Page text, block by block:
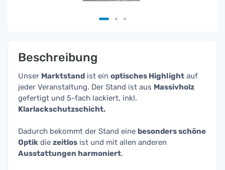
Beschreibung
Unser Marktstand ist ein optisches Highlight auf
jeder Veranstaltung. Der Stand ist aus Massivholz
gefertigt und 5-fach lackiert, inkl.
Klarlackschutzschicht.
Dadurch bekommt der Stand eine besonders schöne
Optik die zeitlos ist und mit allen anderen
Ausstattungen harmoniert.